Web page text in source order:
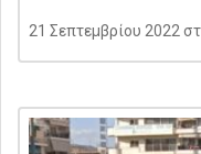
21 Σεπτεμβρίου 2022